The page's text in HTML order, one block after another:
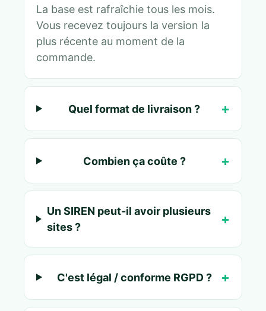
La base est rafraîchie tous les mois.
Vous recevez toujours la version la
plus récente au moment de la
commande.
Quel format de livraison ?
Combien ça coûte ?
Un SIREN peut-il avoir plusieurs
sites ?
C'est légal / conforme RGPD ?